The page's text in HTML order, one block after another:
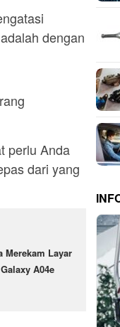
dengan
perlu Anda
dari yang
Merekam Layar
A04e